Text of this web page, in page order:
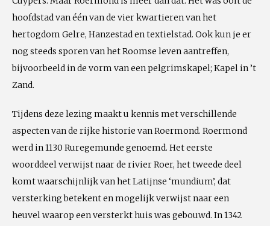
hoofdstad van één van de vier kwartieren van het
hertogdom Gelre, Hanzestad en textielstad. Ook kun je er
nog steeds sporen van het Roomse leven aantreffen,
bijvoorbeeld in de vorm van een pelgrimskapel; Kapel in ’t
Zand.
Tijdens deze lezing maakt u kennis met verschillende
aspecten van de rijke historie van Roermond. Roermond
werd in 1130 Ruregemunde genoemd. Het eerste
woorddeel verwijst naar de rivier Roer, het tweede deel
komt waarschijnlijk van het Latijnse ‘mundium’, dat
versterking betekent en mogelijk verwijst naar een
heuvel waarop een versterkt huis was gebouwd. In 1342